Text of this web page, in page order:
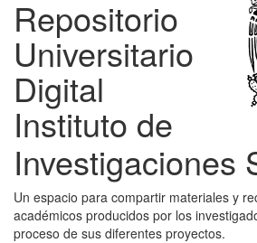
Repositorio
Universitario
Digital
Instituto de
Investigaciones
Un espacio para compartir materiales y
académicos producidos por los
proceso de sus diferentes proyectos.